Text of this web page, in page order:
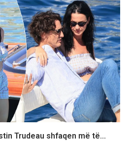
Trudeau shfaqen më të...